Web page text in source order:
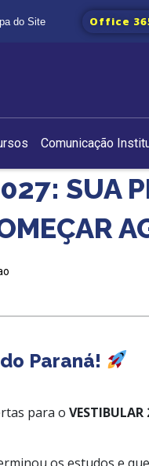
do Site Office
Comunicação
SUA
Paraná!
para oVESTIBULAR